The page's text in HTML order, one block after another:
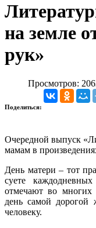
на земле
рук»
Просмотров:
Поделиться:
Очередной выпуск
мамам в
День матери – тот
суете
отмечают во многих
день самой
человеку.